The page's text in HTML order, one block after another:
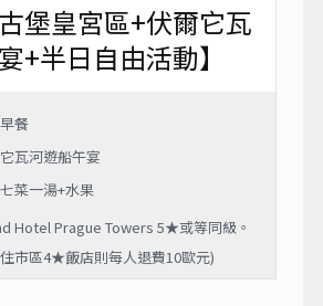
堡皇宮區+伏爾它瓦
+半日自由活動】
餐
瓦河遊船午宴
菜一湯+水果
Hotel Prague Towers 5★或等同級。
市區4★飯店則每人退費10歐元)